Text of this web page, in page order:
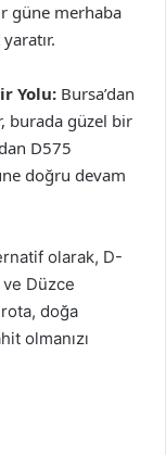
güne merhaba
Yolu: Bursa’dan
burada güzel bir
D575
doğru devam
olarak, D-
Düzce
doğa
olmanızı